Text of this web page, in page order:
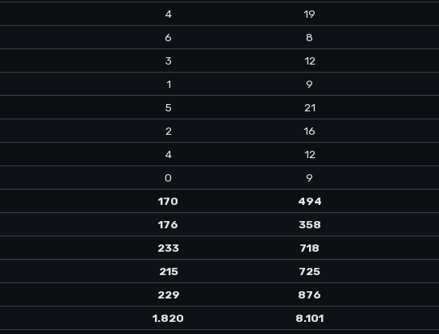
4 19
6 8
3 12
1 9
5 21
2 16
4 12
0 9
170 494
176 358
233 718
215 725
229 876
1.820 8.101